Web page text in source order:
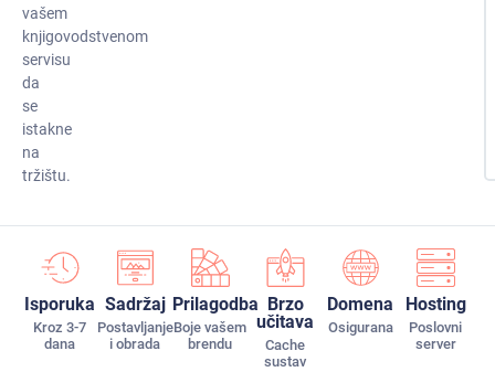
vašem
knjigovodstvenom
servisu
da
se
istakne
na
tržištu.
Isporuka
Kroz 3-7
dana
Sadržaj
Postavljanje
i obrada
Prilagodba
Boje vašem
brendu
Brzo
učitava
Cache
sustav
Domena
Osigurana
Hosting
Poslovni
server